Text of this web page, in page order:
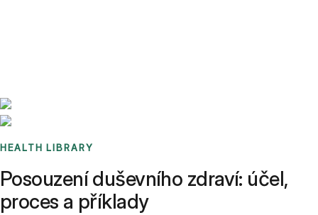
HEALTH LIBRARY
Posouzení duševního zdraví: účel,
proces a příklady